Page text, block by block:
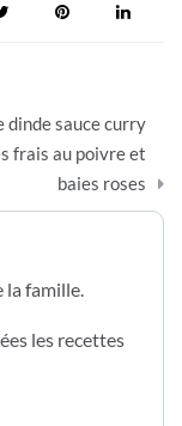
dinde sauce curry
frais au poivre et
baies roses
la famille.
les recettes